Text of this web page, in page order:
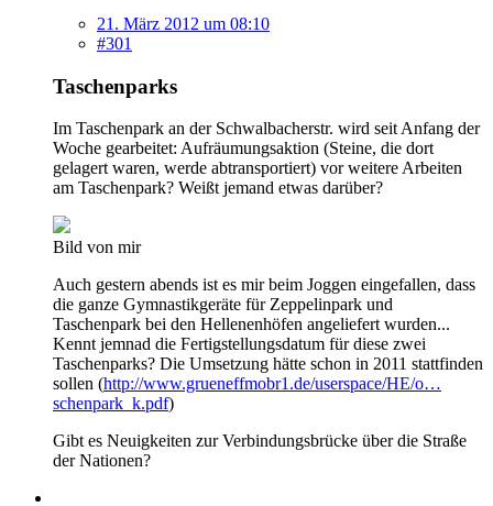
21. März 2012 um 08:10
#301
Taschenparks
Im Taschenpark an der Schwalbacherstr. wird seit Anfang der
Woche gearbeitet: Aufräumungsaktion (Steine, die dort
gelagert waren, werde abtransportiert) vor weitere Arbeiten
am Taschenpark? Weißt jemand etwas darüber?
Bild von mir
Auch gestern abends ist es mir beim Joggen eingefallen, dass
die ganze Gymnastikgeräte für Zeppelinpark und
Taschenpark bei den Hellenenhöfen angeliefert wurden...
Kennt jemnad die Fertigstellungsdatum für diese zwei
Taschenparks? Die Umsetzung hätte schon in 2011 stattfinden
sollen (http://www.grueneffmobr1.de/userspace/HE/o…
schenpark_k.pdf)
Gibt es Neuigkeiten zur Verbindungsbrücke über die Straße
der Nationen?